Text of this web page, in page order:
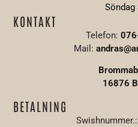
Söndag
KONTAKT
Telefon:
Mail:
16876
BETALNING